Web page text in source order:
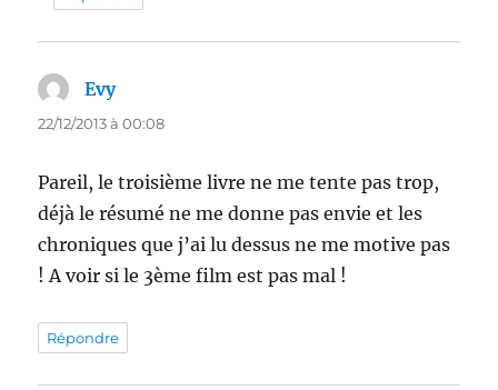
Evydit :
22/12/2013 à 00:08
Pareil, le troisième livre ne me tente pas trop,
déjà le résumé ne me donne pas envie et les
chroniques que j’ai lu dessus ne me motive pas
! A voir si le 3ème film est pas mal !
Répondre